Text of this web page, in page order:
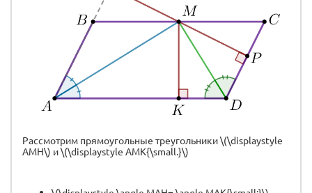
Рассмотрим прямоугольные треугольники \(\displaystyle
AMH\) и \(\displaystyle AMK{\small.}\)